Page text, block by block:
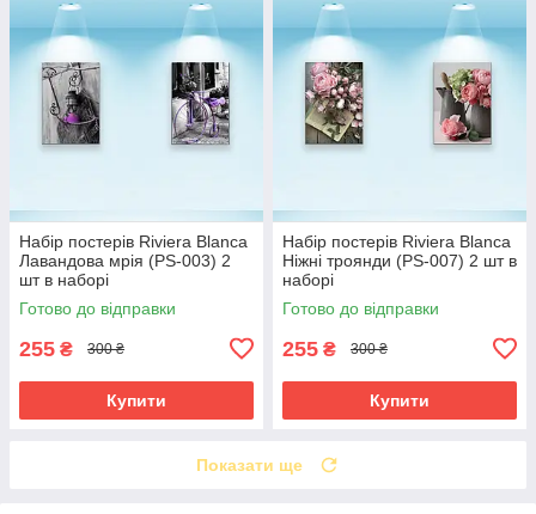
Набір постерів Riviera Blanca
Лавандова мрія (PS-003) 2
шт в наборі
Готово до відправки
255 ₴ 300 ₴
Купити
Набір постерів Riviera Blanca
Ніжні троянди (PS-007) 2 шт в
наборі
Готово до відправки
255 ₴ 300 ₴
Купити
Показати ще